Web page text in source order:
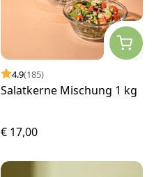
4.9(185)
Salatkerne Mischung 1 kg
€ 17,00